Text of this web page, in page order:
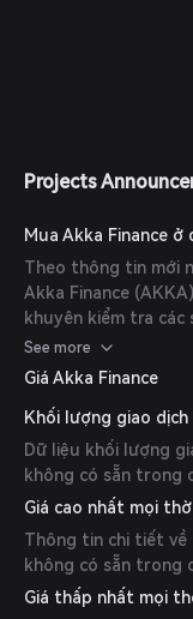
Projects
Mua Akka Finance ở
Theo thông tin mới
Akka Finance
khuyên kiểm tra
bộ tổng hợp DEX để
See more
Giá Akka Finance
Khối lượng giao dịch
Dữ liệu khối lượng
không có sẵn trong
Giá cao nhất mọi
Thông tin chi tiết về
không có sẵn trong
Giá thấp nhất mọi